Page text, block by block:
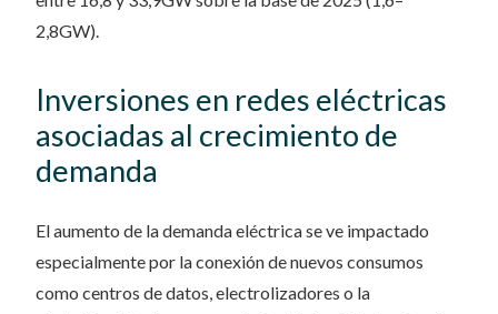
2,8GW).
Inversiones en redes eléctricas
asociadas al crecimiento de
demanda
El aumento de la demanda eléctrica se ve impactado
especialmente por la conexión de nuevos consumos
como centros de datos, electrolizadores o la